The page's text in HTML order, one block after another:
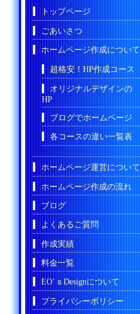
トップページ
ごあいさつ
ホームページ作成について
超格安！HP作成コース
オリジナルデザインの
HP
ブログでホームページ
各コースの違い一覧表
ホームページ運営について
ホームページ作成の流れ
ブログ
よくあるご質問
作成実績
料金一覧
EO’ｓDesignについて
プライバシーポリシー